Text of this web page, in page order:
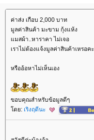
ค่าส่ง เกือบ 2,000 บาท
มูลค่าสินค้า มะขาม กุ้งแห้ง
มสผ้า..หาราคา ไม่เจอ
เราไม่ต้องแจ้งมูลค่าสินค้าเหรอคะ
หรืออ้อหาไม่เห็นเอง
ขอบคุณสำหรับข้อมูลดีๆ
ดย: เริงฤดีนะ